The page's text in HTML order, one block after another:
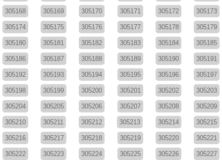
305168 305169 305170 305171 305172 305173
305174 305175 305176 305177 305178 305179
305180 305181 305182 305183 305184 305185
305186 305187 305188 305189 305190 305191
305192 305193 305194 305195 305196 305197
305198 305199 305200 305201 305202 305203
305204 305205 305206 305207 305208 305209
305210 305211 305212 305213 305214 305215
305216 305217 305218 305219 305220 305221
305222 305223 305224 305225 305226 305227